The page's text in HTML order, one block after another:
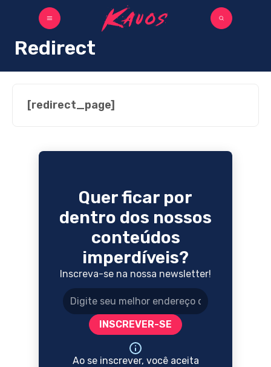
Redirect
[redirect_page]
Quer ficar por
dentro dos nossos
conteúdos
imperdíveis?
Inscreva-se na nossa newsletter!
Endereço de e-mail
INSCREVER-SE
Ao se inscrever, você aceita